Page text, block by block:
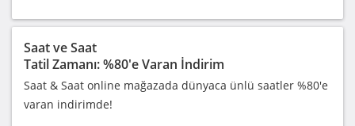
Saat ve Saat
Tatil Zamanı: %80'e Varan İndirim
Saat & Saat online mağazada dünyaca ünlü saatler %80'e
varan indirimde!